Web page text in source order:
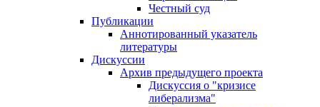
Честный суд
Публикации
Аннотированный указатель
литературы
Дискуссии
Архив предыдущего проекта
Дискуссия о "кризисе
либерализма"